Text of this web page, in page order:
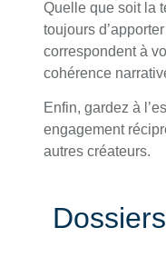
Quelle que soit la
toujours
correspondent à
cohérence
Enfin, gardez à
engagement
autres créateurs.